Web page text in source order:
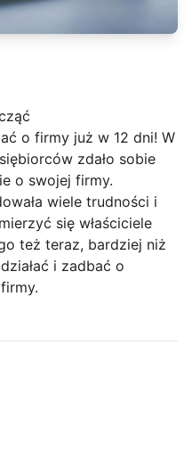
o firmy już w 12 dni! W
zdało sobie
o swojej firmy.
wiele trudności i
się właściciele
też teraz, bardziej niż
i zadbać o